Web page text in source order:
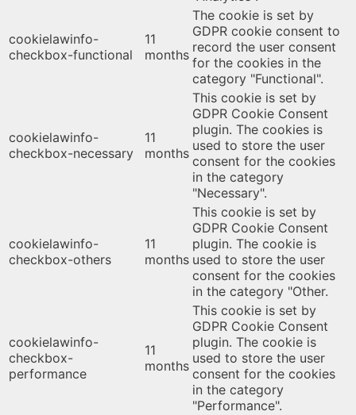
cookielawinfo-
checkbox-functional
11
months
The cookie is set by
GDPR cookie consent to
record the user consent
for the cookies in the
category "Functional".
cookielawinfo-
checkbox-necessary
11
months
This cookie is set by
GDPR Cookie Consent
plugin. The cookies is
used to store the user
consent for the cookies
in the category
"Necessary".
cookielawinfo-
checkbox-others
11
months
This cookie is set by
GDPR Cookie Consent
plugin. The cookie is
used to store the user
consent for the cookies
in the category "Other.
cookielawinfo-
checkbox-
performance
11
months
This cookie is set by
GDPR Cookie Consent
plugin. The cookie is
used to store the user
consent for the cookies
in the category
"Performance".